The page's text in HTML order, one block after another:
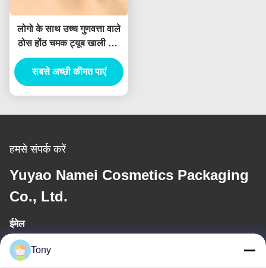
लोगो के साथ उच्च गुणवत्ता वाले
ठोस होंठ चमक ट्यूब खाली होंठ
चमक कंटेनर सिलेंडर प्यारा होंठ
चमक कंटेनर
सबसे अच्छी कीमत पाएं
हमसे संपर्क करें
Yuyao Namei Cosmetics Packaging
Co., Ltd.
ईमेल
tony@chinacosmeticpackaging.com
Tony